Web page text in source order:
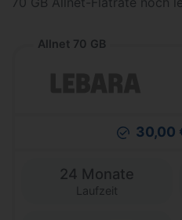
Allnet 70 GB
30,00
24 Monate
Laufzeit